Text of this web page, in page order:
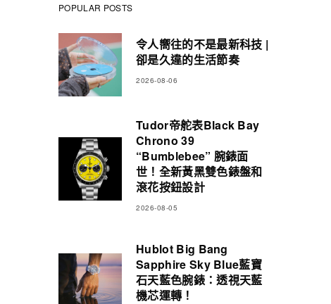
POPULAR POSTS
令人嚮往的不是最新科技 |
卻是久違的生活節奏
2026-08-06
Tudor帝舵表Black Bay
Chrono 39
“Bumblebee” 腕錶面
世！全新黃黑雙色錶盤和
滾花按鈕設計
2026-08-05
Hublot Big Bang
Sapphire Sky Blue藍寶
石天藍色腕錶：透視天藍
機芯運轉！